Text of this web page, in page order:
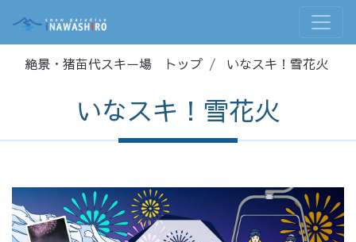
絶景・猪苗代スキー場 トップ いなスキ！雪花火
いなスキ！雪花火